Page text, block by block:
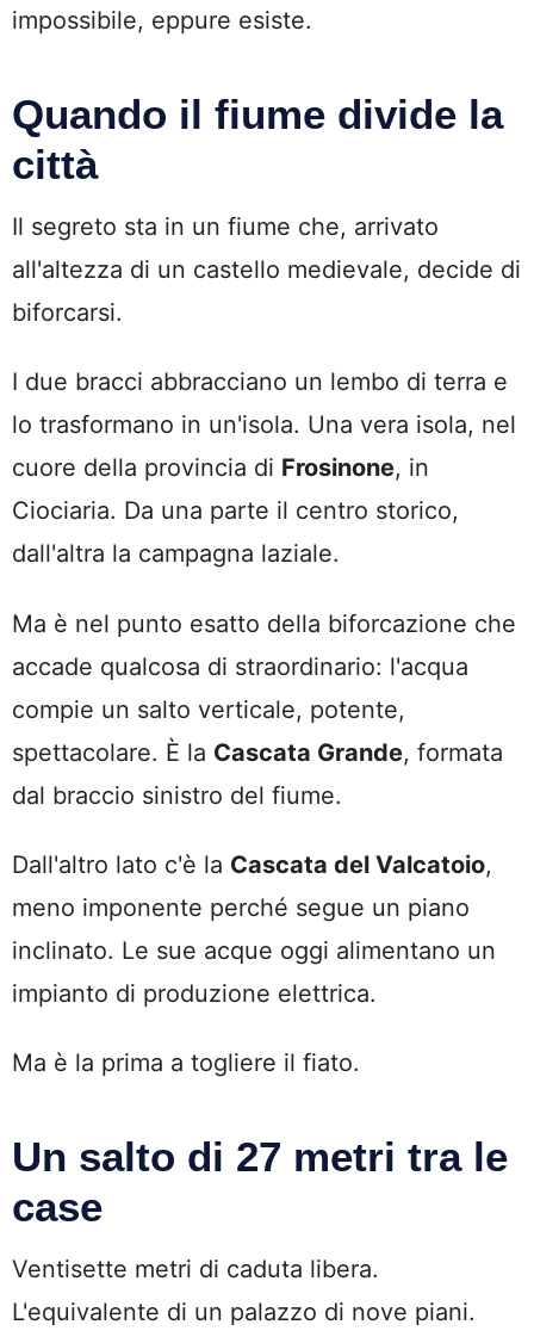
impossibile, eppure esiste.
Quando il fiume divide la
città
Il segreto sta in un fiume che, arrivato
all'altezza di un castello medievale, decide di
biforcarsi.
I due bracci abbracciano un lembo di terra e
lo trasformano in un'isola. Una vera isola, nel
cuore della provincia di Frosinone, in
Ciociaria. Da una parte il centro storico,
dall'altra la campagna laziale.
Ma è nel punto esatto della biforcazione che
accade qualcosa di straordinario: l'acqua
compie un salto verticale, potente,
spettacolare. È la Cascata Grande, formata
dal braccio sinistro del fiume.
Dall'altro lato c'è la Cascata del Valcatoio,
meno imponente perché segue un piano
inclinato. Le sue acque oggi alimentano un
impianto di produzione elettrica.
Ma è la prima a togliere il fiato.
Un salto di 27 metri tra le
case
Ventisette metri di caduta libera.
L'equivalente di un palazzo di nove piani.